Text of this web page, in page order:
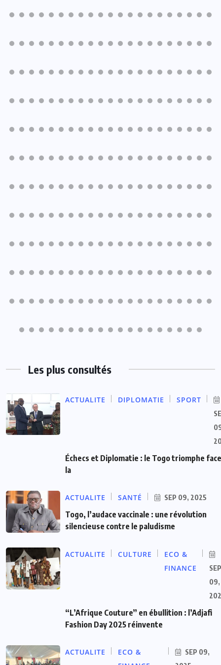
Les plus consultés
ACTUALITE DIPLOMATIE SPORT
Échecs et Diplomatie : le Togo triomphe
la
ACTUALITE SANTÉ SEP 09, 2025
Togo, l’audace vaccinale : une révolution
silencieuse contre le paludisme
ACTUALITE CULTURE
ECO &
FINANCE
SEP
09,
“L’Afrique Couture” en ébullition : l’Adjafi
Fashion Day 2025 réinvente
ACTUALITE
ECO &
SEP 09,